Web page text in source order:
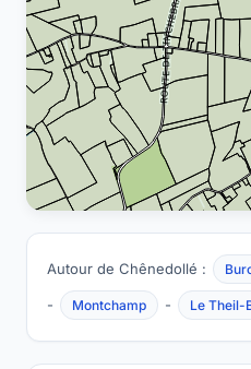
Autour de Chênedollé :
- Montchamp - Le Theil-